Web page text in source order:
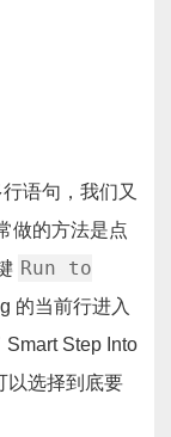
语句，我们又
做的方法是点
Run to
的当前行进入
Step Into
以选择到底要